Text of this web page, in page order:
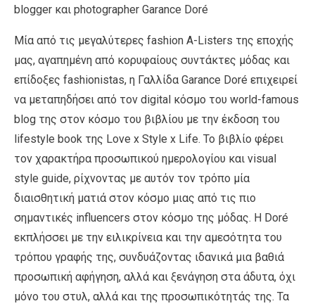
blogger και photographer Garance Doré
Μία από τις μεγαλύτερες fashion Α-Listers της εποχής
μας, αγαπημένη από κορυφαίους συντάκτες μόδας και
επίδοξες fashionistas, η Γαλλίδα Garance Doré επιχειρεί
να μεταπηδήσει από τον digital κόσμο του world-famous
blog της στον κόσμο του βιβλίου με την έκδοση του
lifestyle book της Love x Style x Life. Το βιβλίο φέρει
τον χαρακτήρα προσωπικού ημερολογίου και visual
style guide, ρίχνοντας με αυτόν τον τρόπο μία
διαισθητική ματιά στον κόσμο μιας από τις πιο
σημαντικές influencers στον κόσμο της μόδας. Η Doré
εκπλήσσει με την ειλικρίνεια και την αμεσότητα του
τρόπου γραφής της, συνδυάζοντας ιδανικά μια βαθιά
προσωπική αφήγηση, αλλά και ξενάγηση στα άδυτα, όχι
μόνο του στυλ, αλλά και της προσωπικότητάς της. Τα